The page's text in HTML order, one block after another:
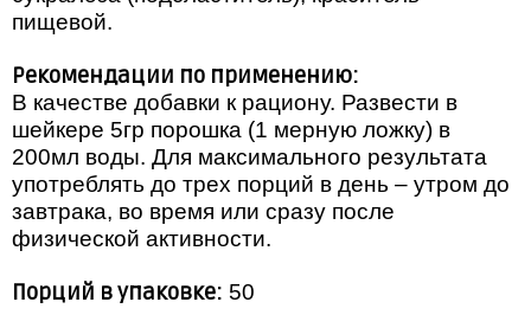
пищевой.
Рекомендации по применению:
В качестве добавки к рациону. Развести в
шейкере 5гр порошка (1 мерную ложку) в
200мл воды. Для максимального результата
употреблять до трех порций в день – утром до
завтрака, во время или сразу после
физической активности.
Порций в упаковке: 50